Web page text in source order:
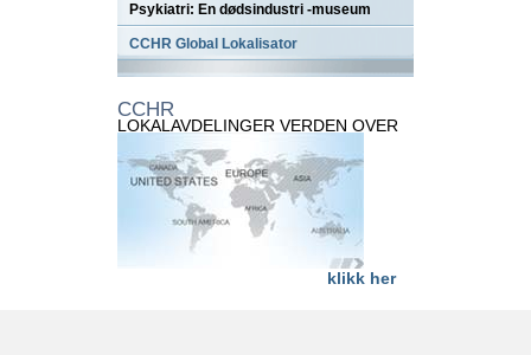
Psykiatri: En dødsindustri -museum
CCHR Global Lokalisator
CCHR
LOKALAVDELINGER VERDEN OVER
klikk her